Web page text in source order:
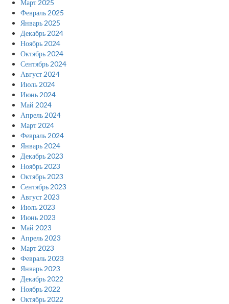
Март 2025
Февраль 2025
Январь 2025
Декабрь 2024
Ноябрь 2024
Октябрь 2024
Сентябрь 2024
Август 2024
Июль 2024
Июнь 2024
Май 2024
Апрель 2024
Март 2024
Февраль 2024
Январь 2024
Декабрь 2023
Ноябрь 2023
Октябрь 2023
Сентябрь 2023
Август 2023
Июль 2023
Июнь 2023
Май 2023
Апрель 2023
Март 2023
Февраль 2023
Январь 2023
Декабрь 2022
Ноябрь 2022
Октябрь 2022